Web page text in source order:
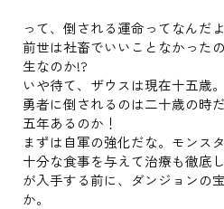
って、倒される運命ってなんだよ
前世は社畜でいいことなかった
生なのか!?
いや待て、ザウスは現在十五歳。
勇者に倒されるのは二十歳の時
五年あるのか！
まずは自軍の強化だな。モンス
十分な食事を与えて治療も徹底
が入手する前に、ダンジョンの
か。